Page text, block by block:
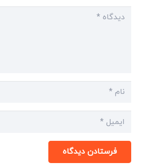
فرستادن دیدگاه